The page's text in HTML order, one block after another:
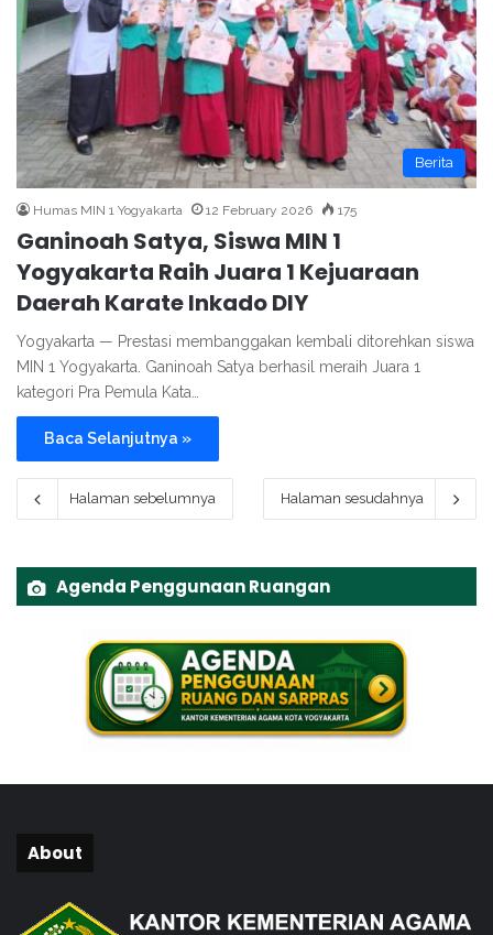
Berita
Humas MIN 1 Yogyakarta 12 February 2026 175
Ganinoah Satya, Siswa MIN 1
Yogyakarta Raih Juara 1 Kejuaraan
Daerah Karate Inkado DIY
Yogyakarta — Prestasi membanggakan kembali ditorehkan siswa
MIN 1 Yogyakarta. Ganinoah Satya berhasil meraih Juara 1
kategori Pra Pemula Kata…
Baca Selanjutnya »
Halaman sebelumnya Halaman sesudahnya
Agenda Penggunaan Ruangan
About